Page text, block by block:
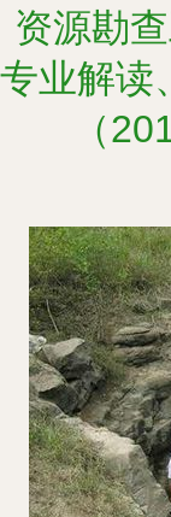
资源勘
专业解读
（